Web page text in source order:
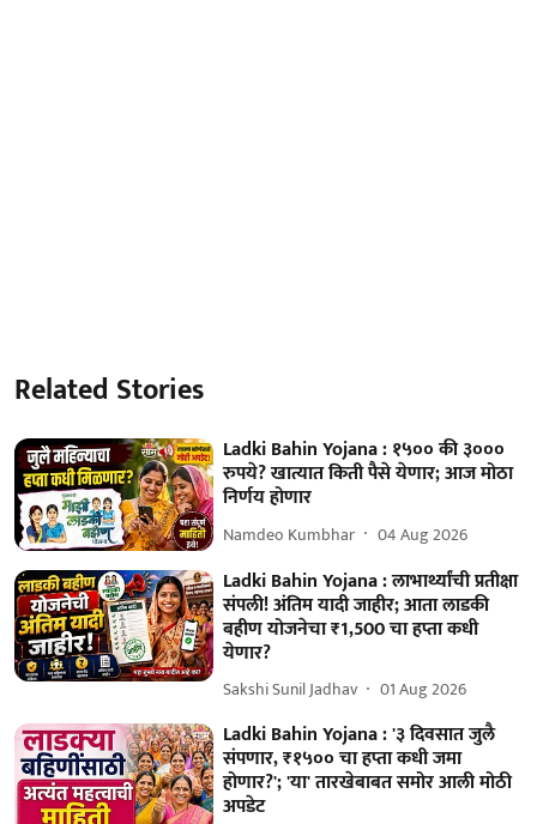
Related Stories
Ladki Bahin Yojana : १५०० की ३०००
रुपये? खात्यात किती पैसे येणार; आज मोठा
निर्णय होणार
Namdeo Kumbhar 04 Aug 2026
Ladki Bahin Yojana : लाभार्थ्यांची प्रतीक्षा
संपली! अंतिम यादी जाहीर; आता लाडकी
बहीण योजनेचा ₹1,500 चा हप्ता कधी
येणार?
Sakshi Sunil Jadhav 01 Aug 2026
Ladki Bahin Yojana : '३ दिवसात जुलै
संपणार, ₹१५०० चा हप्ता कधी जमा
होणार?'; 'या' तारखेबाबत समोर आली मोठी
अपडेट